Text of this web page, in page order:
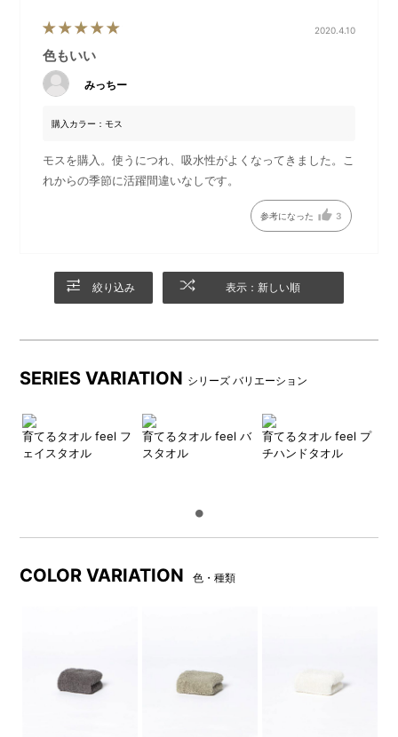
「育てるタオル」とは？
洗って乾かすたびに、繊維はさらに空気を含み、柔らかくそし
計され、驚きの軽さを実現しています。「育てるタオル」の糸
は撚り(より)がしっかり入っているので、毛羽落ちが少ないのも
時間を重ねた分だけ、使い心地の良さが増していくのに驚かさ
お選びいただけます。
2020.4.10
色もいい
みっちー
購入カラー：モス
モスを購入。使うにつれ、吸水性がよくなってきました。こ
れからの季節に活躍間違いなしです。
参考になった 3
絞り込み 表示：新しい順
SERIES VARIATION シリーズ バリエーション
育てるタオル feel フ
ェイスタオル
育てるタオル feel バ
スタオル
育てるタオル feel プ
チハンドタオル
COLOR VARIATION 色・種類